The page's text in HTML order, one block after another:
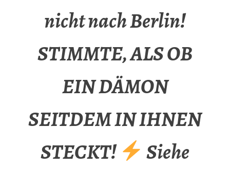
nicht nach Berlin!
STIMMTE, ALS OB
EIN DÄMON
SEITDEM IN IHNEN
STECKT!
Siehe